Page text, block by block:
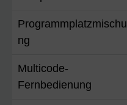
Programmplatzmischu
ng
Multicode-
Fernbedienung